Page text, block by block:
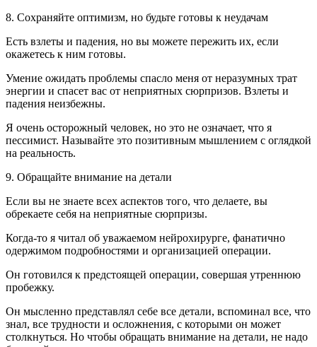
8. Сохраняйте оптимизм, но будьте готовы к неудачам
Есть взлеты и падения, но вы можете пережить их, если
окажетесь к ним готовы.
Умение ожидать проблемы спасло меня от неразумных трат
энергии и спасет вас от неприятных сюрпризов. Взлеты и
падения неизбежны.
Я очень осторожный человек, но это не означает, что я
пессимист. Называйте это позитивным мышлением с оглядкой
на реальность.
9. Обращайте внимание на детали
Если вы не знаете всех аспектов того, что делаете, вы
обрекаете себя на неприятные сюрпризы.
Когда-то я читал об уважаемом нейрохирурге, фанатично
одержимом подробностями и организацией операции.
Он готовился к предстоящей операции, совершая утреннюю
пробежку.
Он мысленно представлял себе все детали, вспоминал все, что
знал, все трудности и осложнения, с которыми он может
столкнуться. Но чтобы обращать внимание на детали, не надо